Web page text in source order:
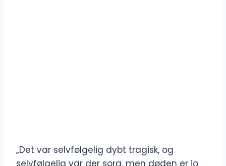
„Det var selvfølgelig dybt tragisk, og